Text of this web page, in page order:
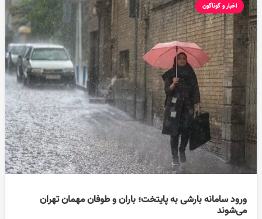
اخبار و گوناگون
ورود سامانه بارشی به پایتخت؛ باران و طوفان مهمان تهران
می‌شوند